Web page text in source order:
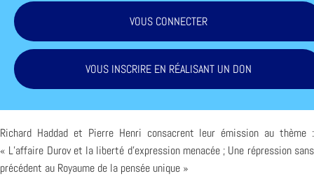
VOUS CONNECTER
VOUS INSCRIRE EN RÉALISANT UN DON
Richard Haddad et Pierre Henri consacrent leur émission au thème :
« L’affaire Durov et la liberté d’expression menacée ; Une répression sans
précédent au Royaume de la pensée unique »